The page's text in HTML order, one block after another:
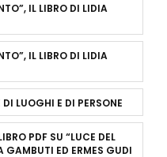
IL LIBRO DI LIDIA
IL LIBRO DI LIDIA
LUOGHI E DI PERSONE
PDF SU “LUCE DEL
GAMBUTI ED ERMES GUDI